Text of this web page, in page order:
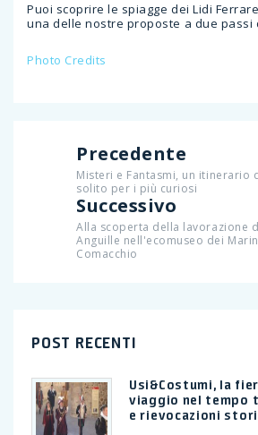
Puoi scoprire le spiagge dei Lidi
una delle nostre proposte a due passi
Photo Credits
Precedente
Misteri e Fantasmi, un itinerario
solito per i più curiosi
Successivo
Alla scoperta della lavorazione
Anguille nell'ecomuseo dei
Comacchio
POST RECENTI
Usi&Costumi, la
viaggio nel tempo
e rievocazioni